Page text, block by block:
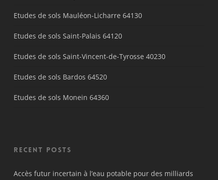
Etudes de sols Mauléon-Licharre 64130
Etudes de sols Saint-Palais 64120
Etudes de sols Saint-Vincent-de-Tyrosse 40230
Etudes de sols Bardos 64520
Etudes de sols Monein 64360
Recent Posts
Accès futur incertain à l’eau potable pour des milliards